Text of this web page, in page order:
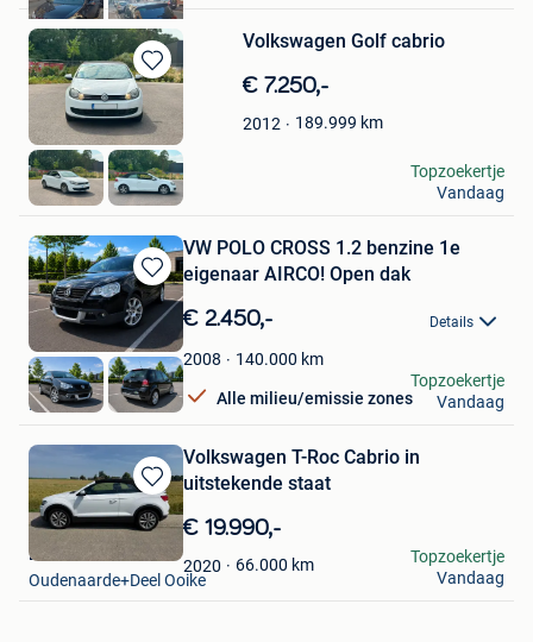
Bewaren
in
Mijn
Favorieten
Volkswagen Golf cabrio
€ 7.250,-
2012 189.999 km
Dries
Paal
Topzoekertje
Vandaag
Bewaren
in
Mijn
Favorieten
VW POLO CROSS 1.2 benzine 1e
eigenaar AIRCO! Open dak
€ 2.450,- Details
2008 140.000 km
Alle milieu/emissie zones
Yep
Ransart
Topzoekertje
Vandaag
Bewaren
in
Favorieten
Volkswagen T-Roc Cabrio in
uitstekende staat
€ 19.990,-
2020 66.000 km
Luciele
Oudenaarde+Deel Ooike
Topzoekertje
Vandaag